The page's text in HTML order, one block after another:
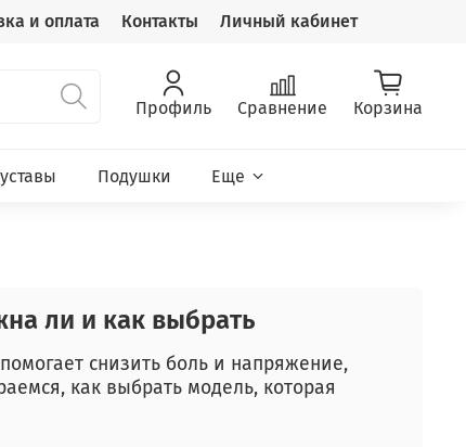
и оплата Контакты Личный кабинет
Профиль Сравнение Корзина
Подушки Еще
ли и как выбрать
снизить боль и напряжение,
как выбрать модель, которая